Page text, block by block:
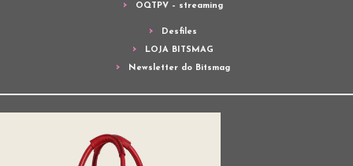
OQTPV – streaming
Desfiles
LOJA BITSMAG
Newsletter do Bitsmag